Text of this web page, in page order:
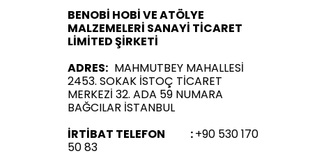
BENOBİ HOBİ VE ATÖLYE
MALZEMELERİ SANAYİ TİCARET
LİMİTED ŞİRKETİ
ADRES: MAHMUTBEY MAHALLESİ
2453. SOKAK İSTOÇ TİCARET
MERKEZİ 32. ADA 59 NUMARA
BAĞCILAR İSTANBUL
İRTİBAT TELEFON :+90 530 170
50 83